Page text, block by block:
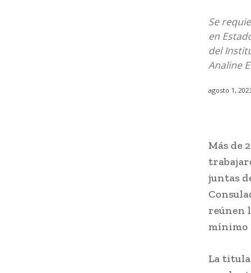
Se
en
del
Analine
agosto 1,
Más de
juntas
reúnen
mínimo
La